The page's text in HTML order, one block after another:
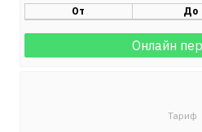
От До
Онлайн